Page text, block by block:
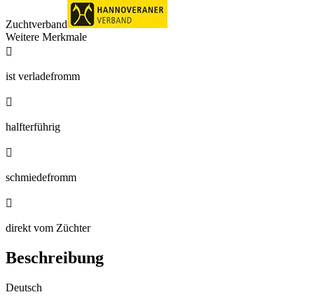
Zuchtverband
Weitere Merkmale

ist verladefromm

halfterführig

schmiedefromm

direkt vom Züchter
Beschreibung
Deutsch